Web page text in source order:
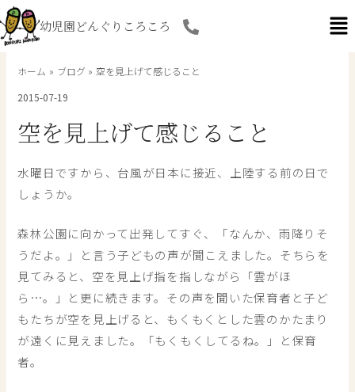
内
容
を
幼児園どんぐりころころ
ホーム ブログ
空を見上げて感じること
2015-07-19
空を見上げて感じること
水曜日ですから、台風が日本に接近、上陸する前の日で
しょうか。
森林公園に向かって出発してすぐ、「なんか、雨降りそ
うだよ。」と言う子どもの声が聞こえました。そちらを
見てみると、空を見上げ指を指しながら「雲がほ
ら…。」と更に続きます。その声を聞いた保育者と子ど
もたちが空を見上げると、もくもくとした雲のかたまり
が遠くに見えました。「もくもくしてるね。」と保育
者。